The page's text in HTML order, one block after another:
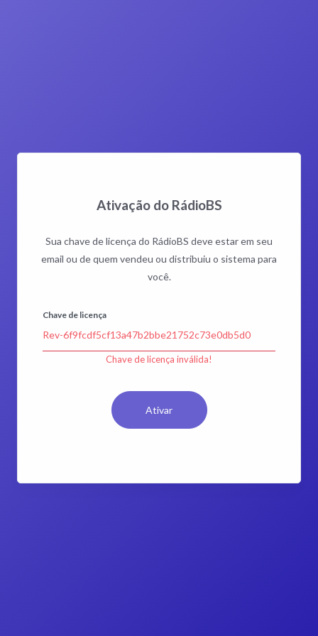
Ativação do RádioBS
Sua chave de licença do RádioBS deve estar em seu
email ou de quem vendeu ou distribuiu o sistema para
você.
Chave de licença
Chave de licença inválida!
Ativar